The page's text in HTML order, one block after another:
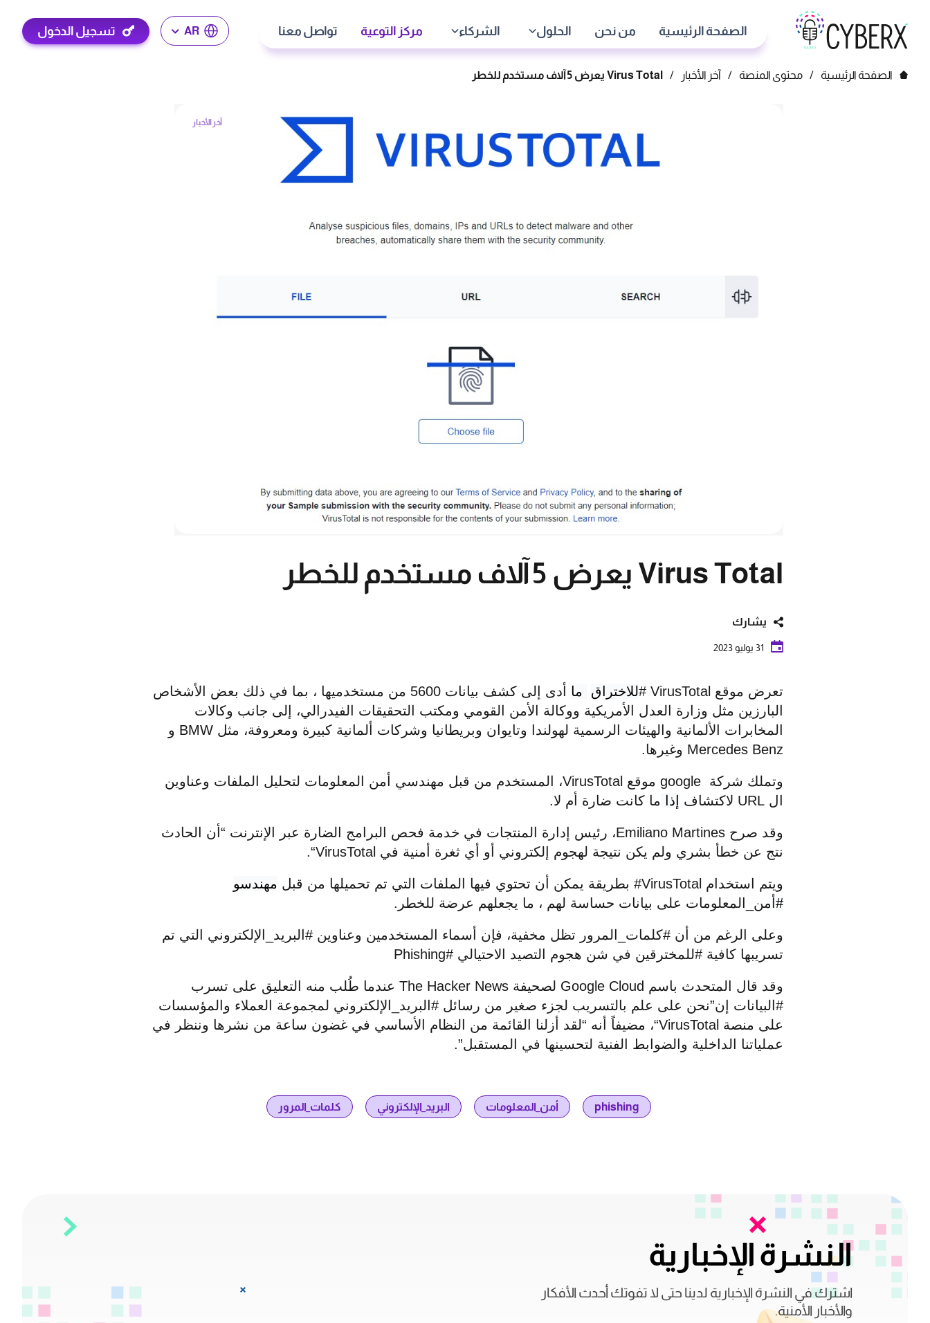
الصفحة الرئيسية من نحن الحلول الشركاء مركز التوعية تواصل معنا AR تسجيل الدخول
الصفحة الرئيسية / محتوى المنصة / آخر الأخبار / Virus Total يعرض 5 آلاف مستخدم للخطر
آخر الأخبار
Virus Total يعرض 5 آلاف مستخدم للخطر
يشارك
31 يوليو 2023
تعرض موقع VirusTotal
#للاختراق ما
أدى إلى كشف بيانات 5600 من مستخدميها ، بما في ذلك بعض الأشخاص
البارزين مثل وزارة العدل الأمريكية ووكالة الأمن القومي ومكتب التحقيقات الفيدرالي، إلى جانب وكالات
المخابرات الألمانية والهيئات الرسمية لهولندا وتايوان وبريطانيا وشركات ألمانية كبيرة ومعروفة، مثل BMW و
Mercedes Benz وغيرها.
وتملك شركة google موقع VirusTotal، المستخدم من قبل مهندسي أمن المعلومات لتحليل الملفات وعناوين
ال URL لاكتشاف إذا ما كانت ضارة أم لا.
وقد صرح Emiliano Martines، رئيس إدارة المنتجات في خدمة فحص البرامج الضارة عبر الإنترنت “أن الحادث
نتج عن خطأ بشري ولم يكن نتيجة لهجوم إلكتروني أو أي ثغرة أمنية في VirusTotal
“.
ويتم استخدام VirusTotal# بطريقة يمكن أن تحتوي فيها الملفات التي تم تحميلها من قبل مهندسو
# أمن_المعلومات على بيانات حساسة لهم ، ما يجعلهم عرضة للخطر.
وعلى الرغم من أن #كلمات_المرور تظل مخفية، فإن أسماء المستخدمين وعناوين #البريد_الإلكتروني التي تم
تسريبها كافية #للمخترقين في شن هجوم التصيد الاحتيالي #Phishing
وقد قال المتحدث باسم Google Cloud لصحيفة The Hacker News عندما طُلب منه التعليق على تسرب
#البيانات إن”نحن على علم بالتسريب لجزء صغير من رسائل #البريد_الإلكتروني لمجموعة العملاء والمؤسسات
على منصة VirusTotal“، مضيفاً أنه “لقد أزلنا القائمة من النظام الأساسي في غضون ساعة من نشرها وننظر في
عملياتنا الداخلية والضوابط الفنية لتحسينها في المستقبل”.
phishing أمن_المعلومات البريد_الإلكتروني كلمات_المرور
النشرة الإخبارية
اشترك في النشرة الإخبارية لدينا حتى لا تفوتك أحدث الأفكار
والأخبار الأمنية.